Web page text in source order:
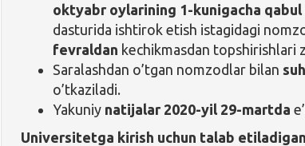
oktyabr oylarining 1-kunigacha
dasturida ishtirok etish istagidagi
fevraldan kechikmasdan topshirishlari
Saralashdan o’tgan nomzodlar bilan
o’tkaziladi.
Yakuniy natijalar 2020-yil 29-martda
Universitetga kirish uchun talab